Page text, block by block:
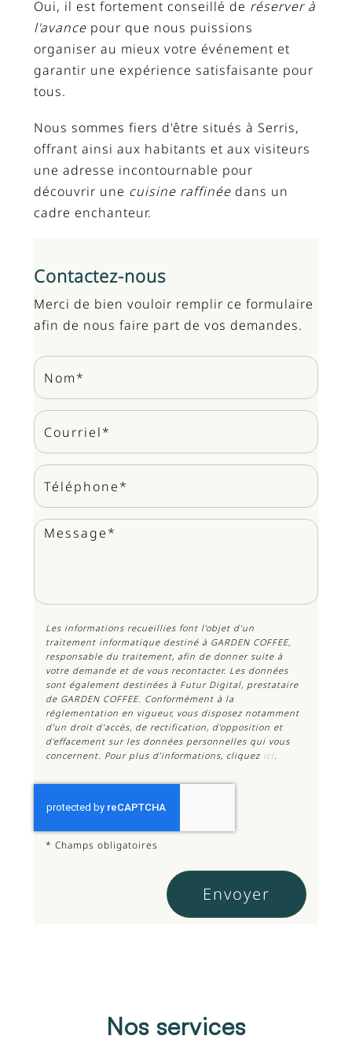
Oui, il est fortement conseillé de réserver à
l'avancepour que nous puissions
organiser au mieux votre événement et
garantir une expérience satisfaisante pour
tous.
Nous sommes fiers d'être situés à Serris,
offrant ainsi aux habitants et aux visiteurs
une adresse incontournable pour
découvrir une cuisine raffinéedans un
cadre enchanteur.
Contactez-nous
Merci de bien vouloir remplir ce formulaire
afin de nous faire part de vos demandes.
Les informations recueillies font l’objet d’un
traitement informatique destiné à GARDEN COFFEE,
responsable du traitement, afin de donner suite à
votre demande et de vous recontacter. Les données
sont également destinées à Futur Digital, prestataire
de GARDEN COFFEE. Conformément à la
réglementation en vigueur, vous disposez notamment
d'un droit d'accès, de rectification, d'opposition et
d'effacement sur les données personnelles qui vous
concernent. Pour plus d’informations, cliquez ici.
* Champs obligatoires
Nos services